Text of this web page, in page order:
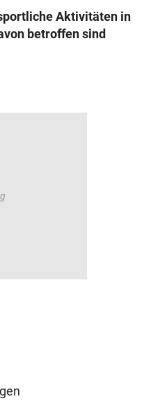
Aktivitäten in
betroffen sind